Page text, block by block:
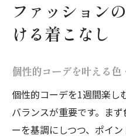
ファッション
ける着こなし
個性的コーデを叶える色
個性的コーデを1週間楽し
バランスが重要です。ま
ーを基調にしつつ、ポイ